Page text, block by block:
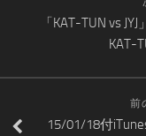
「KAT-TUN vs
KAT-
前
15/01/18付